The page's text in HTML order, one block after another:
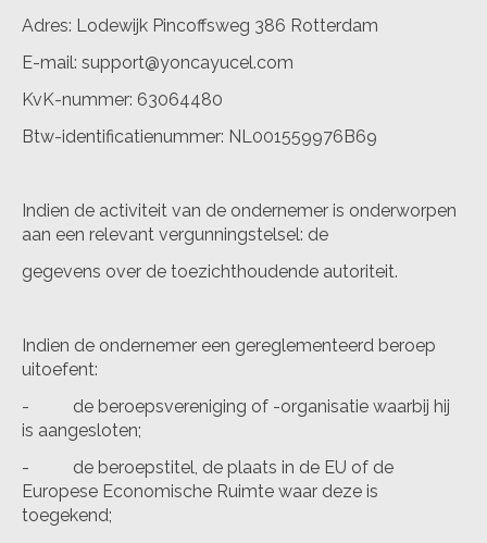
Adres: Lodewijk Pincoffsweg 386 Rotterdam
E-mail: support@yoncayucel.com
KvK-nummer: 63064480
Btw-identificatienummer: NL001559976B69
Indien de activiteit van de ondernemer is onderworpen
aan een relevant vergunningstelsel: de
gegevens over de toezichthoudende autoriteit.
Indien de ondernemer een gereglementeerd beroep
uitoefent:
- de beroepsvereniging of -organisatie waarbij hij
is aangesloten;
- de beroepstitel, de plaats in de EU of de
Europese Economische Ruimte waar deze is
toegekend;